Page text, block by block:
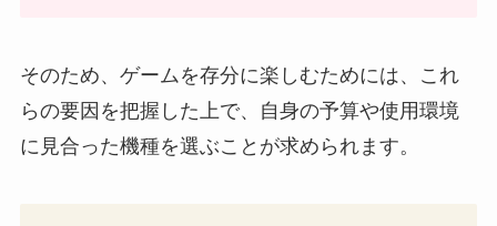
そのため、ゲームを存分に楽しむためには、これ
らの要因を把握した上で、自身の予算や使用環境
に見合った機種を選ぶことが求められます。